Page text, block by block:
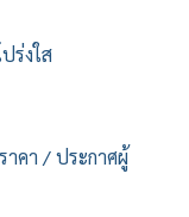
ร่งใส
าคา / ประกาศผู้